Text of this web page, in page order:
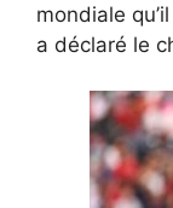
mondiale
a déclaré le